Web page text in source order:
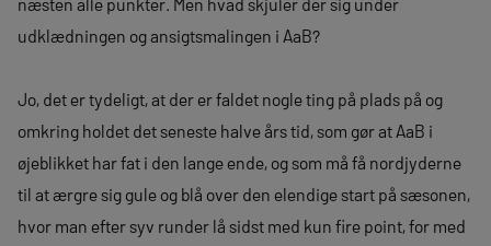
udklædningen og ansigtsmalingen i AaB?
Jo, det er tydeligt, at der er faldet nogle ting på plads på og
omkring holdet det seneste halve års tid, som gør at AaB i
øjeblikket har fat i den lange ende, og som må få nordjyderne
til at ærgre sig gule og blå over den elendige start på sæsonen,
hvor man efter syv runder lå sidst med kun fire point, for med